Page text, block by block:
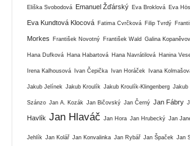
Eliška Svobodová Emanuel Žďárský Eva Broklová Eva
Eva Kundtová Klocová Fatima Cvrčková Filip Tvrdý
Morkes František Novotný František Wald Galina
Hana Dufková Hana Habartová Hana Navrátilová Hanina
Irena Kalhousová Ivan Čepička Ivan Horáček Ivana
Jakub Jelínek Jakub Kroulík Jakub Kroulík-Klingenberg Jakub
Szánzo Jan A. Kozák Jan Bičovský Jan Černý Jan Fábry
Havlík Jan Hlaváč Jan Hora Jan Hrubecký Jan
Jehlík Jan Kolář Jan Konvalinka Jan Rybář Jan Špaček Jan